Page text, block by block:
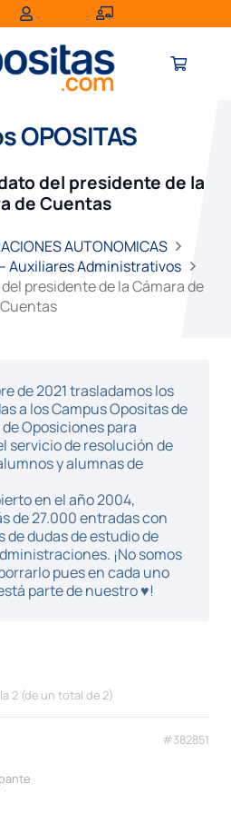
OPOSITAS
del presidente de la
de Cuentas
AUTONOMICAS
Auxiliares Administrativos
presidente de la Cámara de
Cuentas
de 2021 trasladamos los
a los Campus Opositas de
Oposiciones para
servicio de resolución de
y alumnas de
en el año 2004,
de 27.000 entradas con
de dudas de estudio de
¡No somos
pues en cada uno
parte de nuestro ♥!
2 (de un total de 2)
#382851